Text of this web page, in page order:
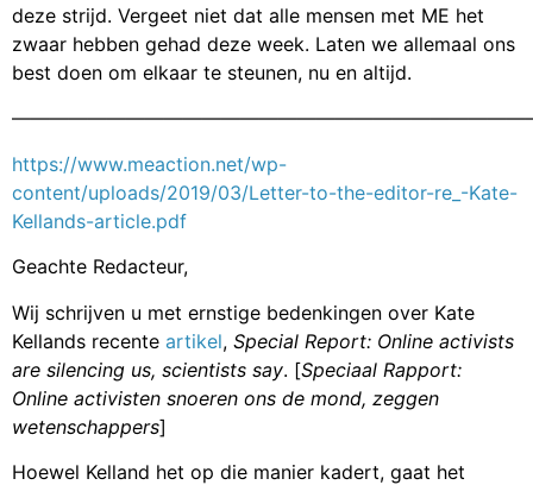
deze strijd. Vergeet niet dat alle mensen met ME het
zwaar hebben gehad deze week. Laten we allemaal ons
best doen om elkaar te steunen, nu en altijd.
https://www.meaction.net/wp-
content/uploads/2019/03/Letter-to-the-editor-re_-Kate-
Kellands-article.pdf
Geachte Redacteur,
Wij schrijven u met ernstige bedenkingen over Kate
Kellands recente artikel, Special Report: Online activists
are silencing us, scientists say. [Speciaal Rapport:
Online activisten snoeren ons de mond, zeggen
wetenschappers]
Hoewel Kelland het op die manier kadert, gaat het